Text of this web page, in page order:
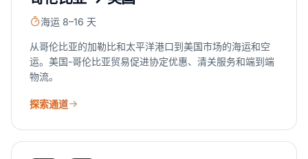
海运 8–16 天
从哥伦比亚的加勒比和太平洋港口到美国市场的海运和空
运。美国-哥伦比亚贸易促进协定优惠、清关服务和端到端
物流。
探索通道